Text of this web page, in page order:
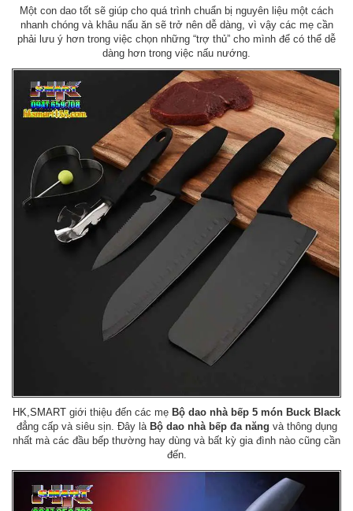
Một con dao tốt sẽ giúp cho quá trình chuẩn bị nguyên liệu một cách
nhanh chóng và khâu nấu ăn sẽ trở nên dễ dàng, vì vậy các mẹ cần
phải lưu ý hơn trong việc chọn những “trợ thủ” cho mình để có thể dễ
dàng hơn trong việc nấu nướng.
HK,SMART giới thiệu đến các mẹ Bộ dao nhà bếp 5 món Buck Black
đẳng cấp và siêu sịn. Đây là Bộ dao nhà bếp đa năng và thông dụng
nhất mà các đầu bếp thường hay dùng và bất kỳ gia đình nào cũng cần
đến.